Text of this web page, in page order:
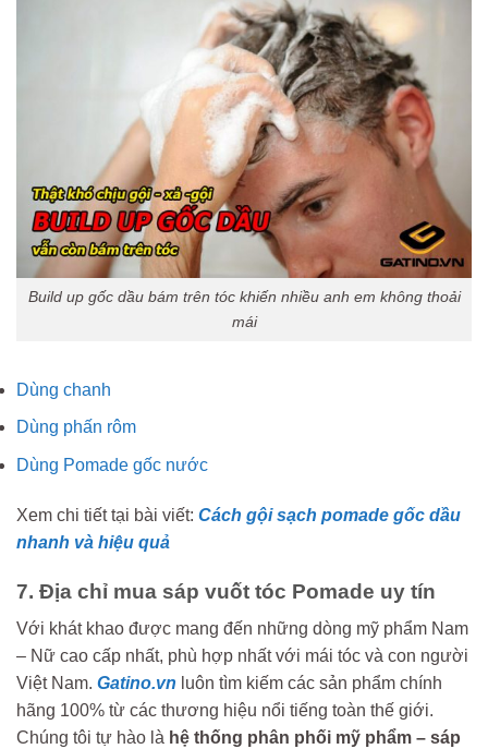
Build up gốc dầu bám trên tóc khiến nhiều anh em không thoải
mái
Dùng chanh
Dùng phấn rôm
Dùng Pomade gốc nước
Xem chi tiết tại bài viết: Cách gội sạch pomade gốc dầu
nhanh và hiệu quả
7. Địa chỉ mua sáp vuốt tóc Pomade uy tín
Với khát khao được mang đến những dòng mỹ phẩm Nam
– Nữ cao cấp nhất, phù hợp nhất với mái tóc và con người
Việt Nam. Gatino.vn luôn tìm kiếm các sản phẩm chính
hãng 100% từ các thương hiệu nổi tiếng toàn thế giới.
Chúng tôi tự hào là hệ thống phân phối mỹ phẩm – sáp